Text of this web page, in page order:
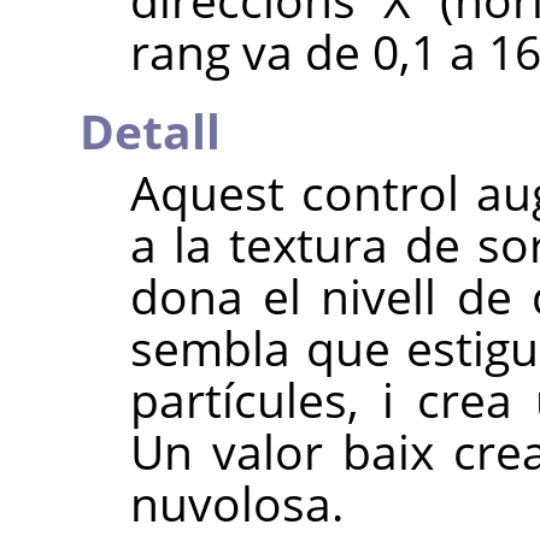
rang va de 0,1 a
Detall
Aquest control
a la textura de
dona el nivell de
sembla que
partícules, i crea
Un valor baix
nuvolosa.